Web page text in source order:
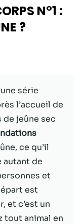
N°1 :
?
série
l’accueil de
de jeûne sec
ce qu’il
autant de
et
est
et c’est un
tout animal en
cookies ne
pas
Ils
au
Web.